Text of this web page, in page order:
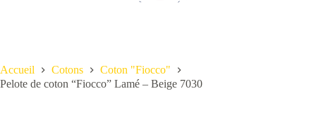
Accueil Cotons
Coton "Fiocco"
Pelote de coton “Fiocco” Lamé – Beige 7030